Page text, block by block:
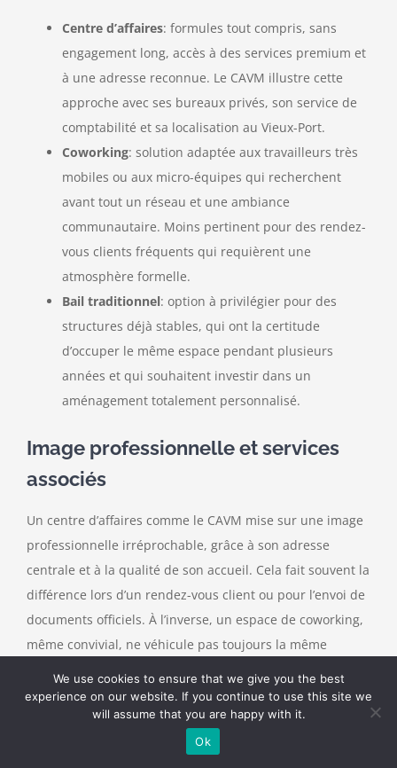
Centre d’affaires: formules tout compris, sans
engagement long, accès à des services premium et
à une adresse reconnue. Le CAVM illustre cette
approche avec ses bureaux privés, son service de
comptabilité et sa localisation au Vieux-Port.
Coworking: solution adaptée aux travailleurs très
mobiles ou aux micro-équipes qui recherchent
avant tout un réseau et une ambiance
communautaire. Moins pertinent pour des rendez-
vous clients fréquents qui requièrent une
atmosphère formelle.
Bail traditionnel: option à privilégier pour des
structures déjà stables, qui ont la certitude
d’occuper le même espace pendant plusieurs
années et qui souhaitent investir dans un
aménagement totalement personnalisé.
Image professionnelle et services
associés
Un centre d’affaires comme le CAVM mise sur une image
professionnelle irréprochable, grâce à son adresse
centrale et à la qualité de son accueil. Cela fait souvent la
différence lors d’un rendez-vous client ou pour l’envoi de
documents officiels. À l’inverse, un espace de coworking,
même convivial, ne véhicule pas toujours la même
inclus dans l’offre de base.
Selon vos besoins, le coworking n’est pas forcément plus
We use cookies to ensure that we give you the best
experience on our website. If you continue to use this site we
will assume that you are happy with it.
Ok